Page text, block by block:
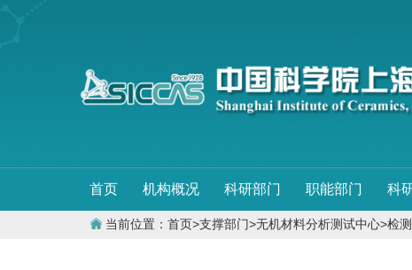
首页 机构概况 科研部门 职能部门 科
当前位置： 首页>支撑部门>无机材料分析测试中心>检